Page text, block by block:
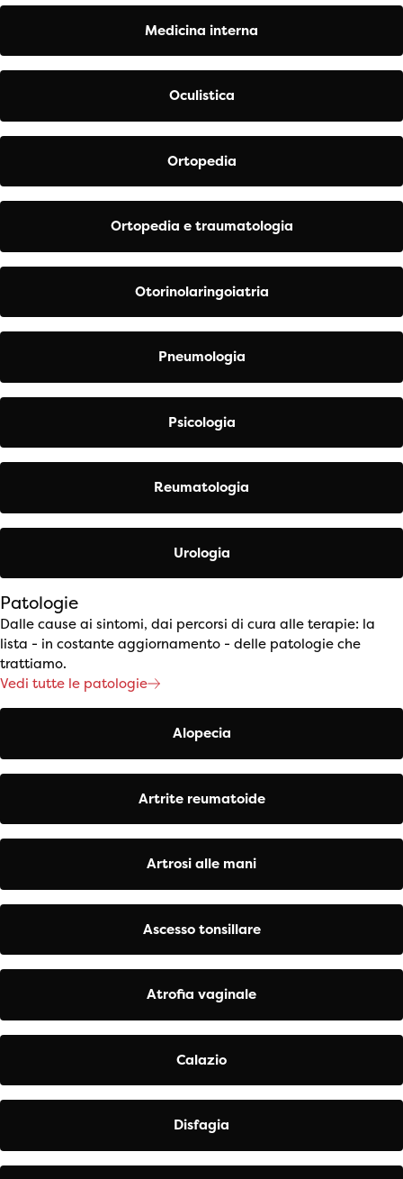
Medicina interna
Oculistica
Ortopedia
Ortopedia e traumatologia
Otorinolaringoiatria
Pneumologia
Psicologia
Reumatologia
Urologia
Patologie
Dalle cause ai sintomi, dai percorsi di cura alle terapie: la
lista - in costante aggiornamento - delle patologie che
trattiamo.
Vedi tutte le patologie
Alopecia
Artrite reumatoide
Artrosi alle mani
Ascesso tonsillare
Atrofia vaginale
Calazio
Disfagia